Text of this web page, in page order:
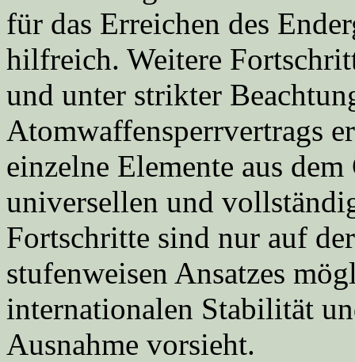
für das Erreichen des
hilfreich. Weitere
und unter strikter
Atomwaffensperrvertrags
einzelne Elemente aus
universellen und
Fortschritte sind nur auf
stufenweisen Ansatzes
internationalen Stabilität
Ausnahme vorsieht.